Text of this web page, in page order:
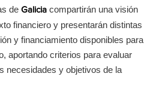
deGaliciacompartirán una visión
financiero y presentarán distintas
y financiamiento disponibles para
aportando criterios para evaluar
necesidades y objetivos de la